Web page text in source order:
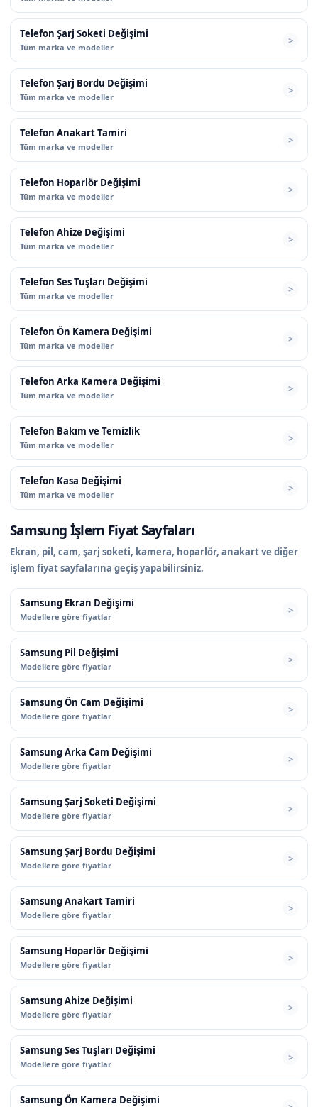
Telefon Şarj Soketi Değişimi
Tüm marka ve modeller
Telefon Şarj Bordu Değişimi
Tüm marka ve modeller
Telefon Anakart Tamiri
Tüm marka ve modeller
Telefon Hoparlör Değişimi
Tüm marka ve modeller
Telefon Ahize Değişimi
Tüm marka ve modeller
Telefon Ses Tuşları Değişimi
Tüm marka ve modeller
Telefon Ön Kamera Değişimi
Tüm marka ve modeller
Telefon Arka Kamera Değişimi
Tüm marka ve modeller
Telefon Bakım ve Temizlik
Tüm marka ve modeller
Telefon Kasa Değişimi
Tüm marka ve modeller
Samsung İşlem Fiyat Sayfaları
Ekran, pil, cam, şarj soketi, kamera, hoparlör, anakart ve diğer
işlem fiyat sayfalarına geçiş yapabilirsiniz.
Samsung Ekran Değişimi
Modellere göre fiyatlar
Samsung Pil Değişimi
Modellere göre fiyatlar
Samsung Ön Cam Değişimi
Modellere göre fiyatlar
Samsung Arka Cam Değişimi
Modellere göre fiyatlar
Samsung Şarj Soketi Değişimi
Modellere göre fiyatlar
Samsung Şarj Bordu Değişimi
Modellere göre fiyatlar
Samsung Anakart Tamiri
Modellere göre fiyatlar
Samsung Hoparlör Değişimi
Modellere göre fiyatlar
Samsung Ahize Değişimi
Modellere göre fiyatlar
Samsung Ses Tuşları Değişimi
Modellere göre fiyatlar
Samsung Ön Kamera Değişimi